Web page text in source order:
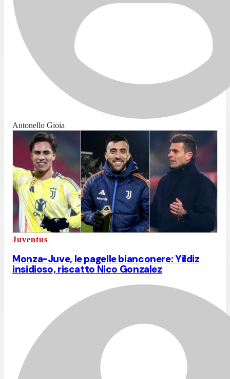
Antonello Gioia
Juventus
Monza-Juve, le pagelle bianconere: Yildiz
insidioso, riscatto Nico Gonzalez